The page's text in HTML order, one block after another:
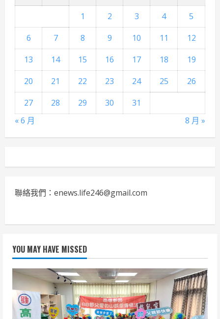
1 2 3 4
5
6
7 8 9 10 11
12
13
14 15 16 17 18
19
20
21 22 23 24 25
26
27
28 29 30
31
« 6 月
8 月 »
聯絡我們：enews.life246@gmail.com
YOU MAY HAVE MISSED